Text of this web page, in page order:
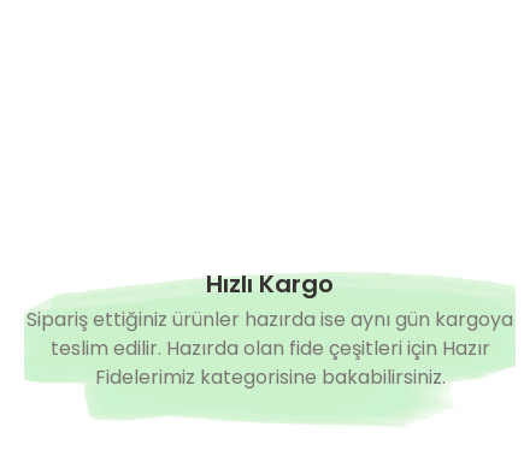
Hızlı Kargo
Sipariş ettiğiniz ürünler hazırda ise aynı gün kargoya
teslim edilir. Hazırda olan fide çeşitleri için Hazır
Fidelerimiz kategorisine bakabilirsiniz.